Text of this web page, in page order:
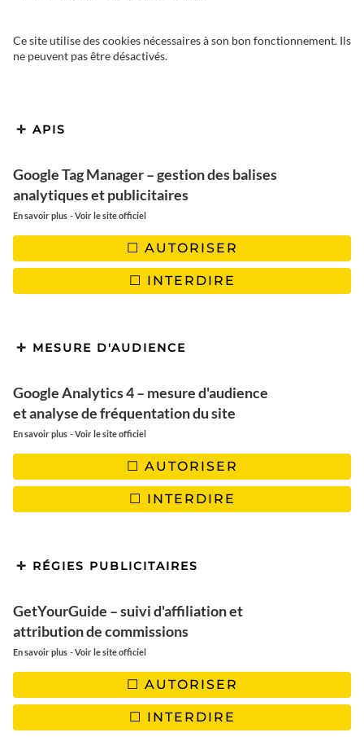
différentes: La ville de l’argent,
Sucre, et la capitale,
Voici maintenant 4j que nous sommes enBoliviedont 3 jours
à l’assaut des lagunes vertes, blanches, colorés du Sud du pays
POTOSI : LA VILLE DE L’ARGENT
est la ville de plus de100 000 habitant
au monde. Située à 4090 mètres d’altitude, elle a connu son
essor quand les espagnols ont découvert l’argent présent sur
Ce site utilise des cookies nécessaires à son bon fonctionnement. Ils
ne peuvent pas être désactivés.
APIS
Google Tag Manager – gestion des balises
analytiques et publicitaires
En savoir plus -Voir le site officiel
AUTORISER
INTERDIRE
MESURE D'AUDIENCE
Google Analytics 4 – mesure d'audience
et analyse de fréquentation du site
En savoir plus -Voir le site officiel
AUTORISER
INTERDIRE
RÉGIES PUBLICITAIRES
GetYourGuide – suivi d'affiliation et
attribution de commissions
En savoir plus -Voir le site officiel
AUTORISER
INTERDIRE